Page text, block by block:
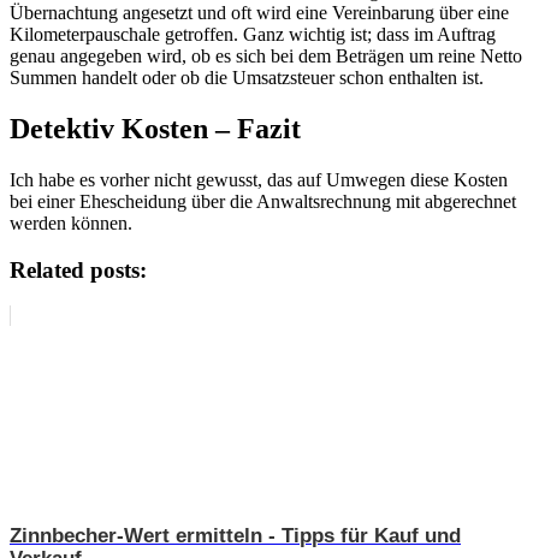
Übernachtung angesetzt und oft wird eine Vereinbarung über eine
Kilometerpauschale getroffen. Ganz wichtig ist; dass im Auftrag
genau angegeben wird, ob es sich bei dem Beträgen um reine Netto
Summen handelt oder ob die Umsatzsteuer schon enthalten ist.
Detektiv Kosten – Fazit
Ich habe es vorher nicht gewusst, das auf Umwegen diese Kosten
bei einer Ehescheidung über die Anwaltsrechnung mit abgerechnet
werden können.
Related posts:
Zinnbecher-Wert ermitteln - Tipps für Kauf und